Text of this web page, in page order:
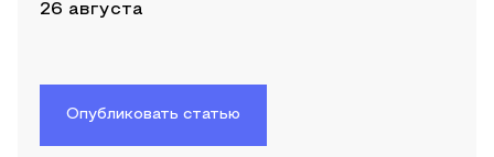
26 августа
Опубликовать статью